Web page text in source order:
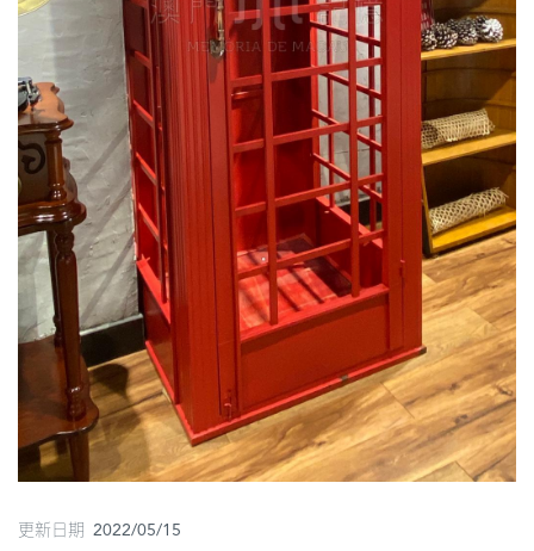
巴
教
堂
街
市
更新日期 2022/05/15